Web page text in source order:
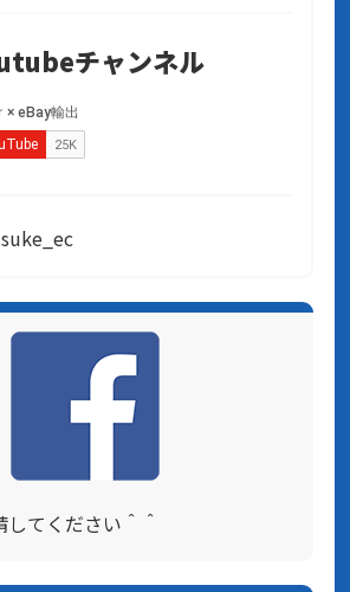
チャンネル
てください＾＾